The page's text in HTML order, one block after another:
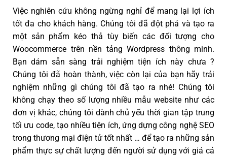
Việc nghiên cứu không ngừng nghỉ để mang lại lợi ích
tốt đa cho khách hàng. Chúng tôi đã đột phá và tạo ra
một sản phẩm kéo thả tùy biến các đối tượng cho
Woocommerce trên nền tảng Wordpress thông minh.
Bạn dám sẵn sàng trải nghiệm tiện ích này chưa ?
Chúng tôi đã hoàn thành, việc còn lại của bạn hãy trải
nghiệm những gì chúng tôi đã tạo ra nhé! Chúng tôi
không chạy theo số lượng nhiều mẫu website như các
đơn vị khác, chúng tôi dành chủ yếu thời gian tập trung
tối ưu code, tạo nhiều tiện ích, ứng dựng công nghệ SEO
trong thương mại điện tử tốt nhất … để tạo ra những sản
phẩm thực sự chất lượng đến người sử dụng với giá cả